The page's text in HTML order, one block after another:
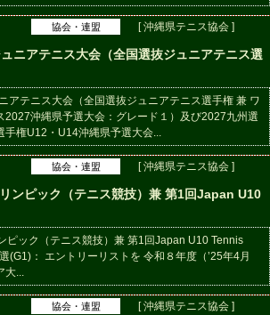
協会・連盟 [ 沖縄県テニス協会 ]
ニアテニス大会（全国選抜ジュニアテニス選
アテニス大会（全国選抜ジュニアテニス選手権 兼 ワ
2027沖縄県予選大会：グレード１）及び2027九州選
権U12・U14沖縄県予選大会...
協会・連盟 [ 沖縄県テニス協会 ]
ンピック（テニス競技）兼 第1回Japan U10
ピック（テニス競技）兼 第1回Japan U10 Tennis
(G1)： エントリーリストを 令和８年度（’25年4月
...
協会・連盟 [ 沖縄県テニス協会 ]